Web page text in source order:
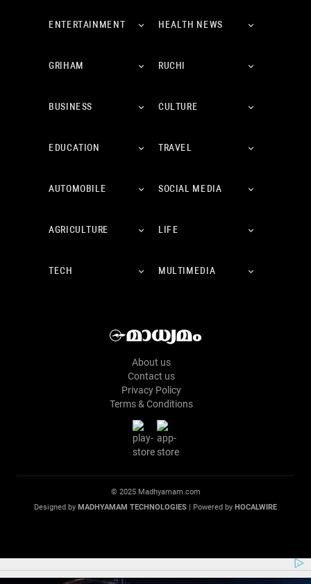
ENTERTAINMENT HEALTH NEWS
GRIHAM RUCHI
BUSINESS CULTURE
EDUCATION TRAVEL
AUTOMOBILE SOCIAL MEDIA
AGRICULTURE LIFE
TECH MULTIMEDIA
About us
Contact us
Privacy Policy
Terms & Conditions
© 2025 Madhyamam.com
Designed by MADHYAMAM TECHNOLOGIES | Powered by HOCALWIRE